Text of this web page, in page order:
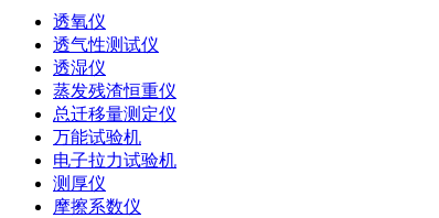
透氧仪
透气性测试仪
透湿仪
蒸发残渣恒重仪
总迁移量测定仪
万能试验机
电子拉力试验机
测厚仪
摩擦系数仪